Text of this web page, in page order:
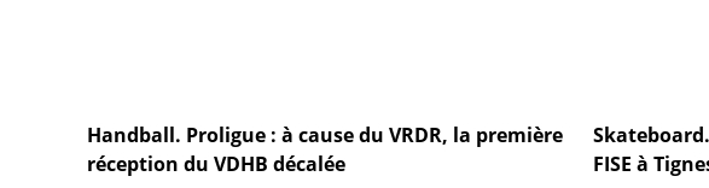
Handball. Proligue : à cause du VRDR, la première
réception du VDHB décalée
FISE à